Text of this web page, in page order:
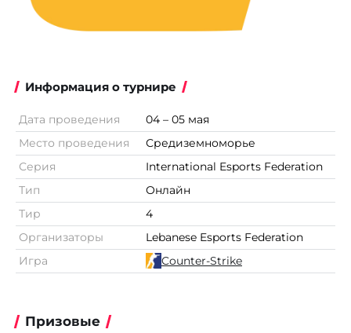
Информация о турнире
Дата проведения
04 – 05 мая
Место проведения
Средиземноморье
Серия
International Esports Federation
Тип
Онлайн
Тир
4
Организаторы
Lebanese Esports Federation
Игра
Counter-Strike
Призовые